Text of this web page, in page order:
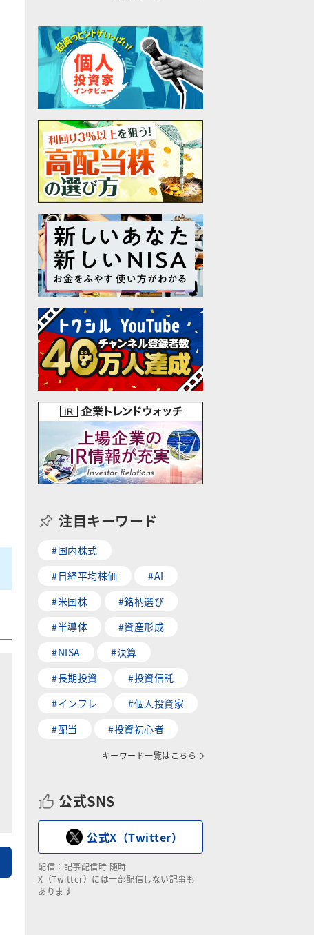
注目キーワード
#国内株式
#日経平均株価
#AI
#米国株
#銘柄選び
#半導体
#資産形成
#NISA
#決算
#長期投資
#投資信託
#インフレ
#個人投資家
#配当
#投資初心者
キーワード一覧はこちら
公式SNS
公式X（Twitter）
配信：記事配信時 随時
X（Twitter）には一部配信しない記事も
あります